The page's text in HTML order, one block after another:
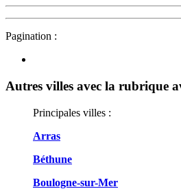
Pagination :
Autres villes avec la rubrique
Principales villes :
Arras
Béthune
Boulogne-sur-Mer